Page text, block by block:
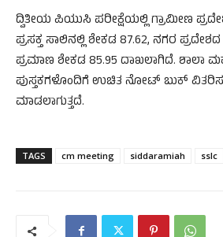
ದ್ವಿತೀಯ ಪಿಯುಸಿ ಪರೀಕ್ಷೆಯಲ್ಲಿ ಗ್ರಾಮೀಣ
ಪ್ರಸಕ್ತ ಸಾಲಿನಲ್ಲಿ ಶೇಕಡ 87.62, ನಗರ
ಪ್ರಮಾಣ ಶೇಕಡ 85.95 ದಾಖಲಾಗಿದೆ. ಶಾಲಾ
ಪುಸ್ತಕಗಳೊಂದಿಗೆ ಉಚಿತ ನೋಟ್ ಬುಕ್
ಮಾಡಲಾಗುತ್ತದೆ.
TAGS cm meeting siddaramiah sslc